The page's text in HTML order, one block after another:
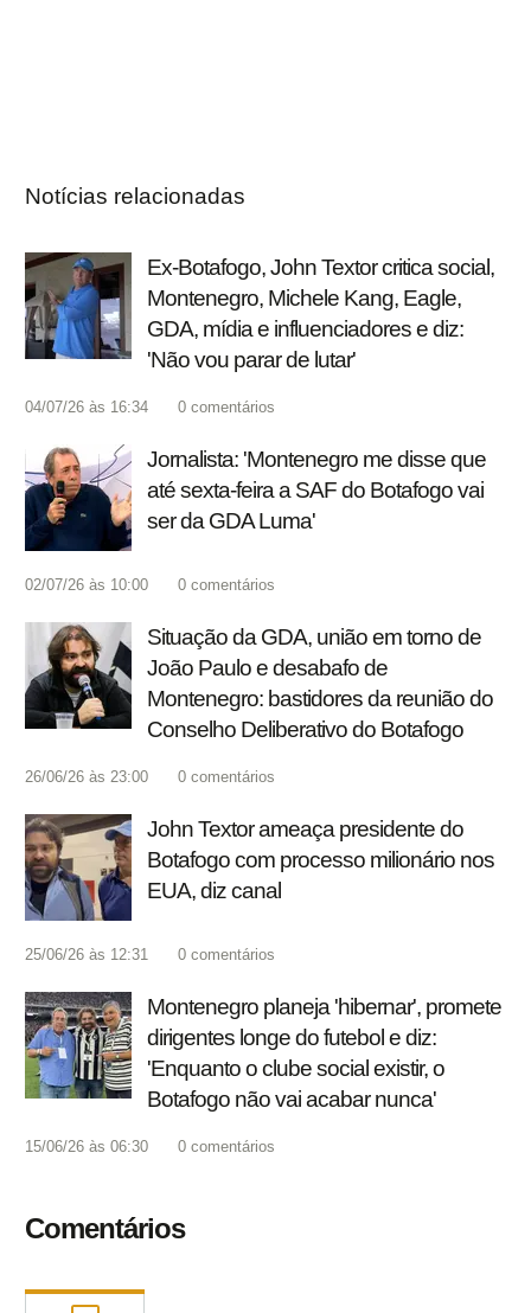
Notícias relacionadas
Ex-Botafogo, John Textor critica social,
Montenegro, Michele Kang, Eagle,
GDA, mídia e influenciadores e diz:
'Não vou parar de lutar'
04/07/26 às 16:34 0 comentários
Jornalista: 'Montenegro me disse que
até sexta-feira a SAF do Botafogo vai
ser da GDA Luma'
02/07/26 às 10:00 0 comentários
Situação da GDA, união em torno de
João Paulo e desabafo de
Montenegro: bastidores da reunião do
Conselho Deliberativo do Botafogo
26/06/26 às 23:00 0 comentários
John Textor ameaça presidente do
Botafogo com processo milionário nos
EUA, diz canal
25/06/26 às 12:31 0 comentários
Montenegro planeja 'hibernar', promete
dirigentes longe do futebol e diz:
'Enquanto o clube social existir, o
Botafogo não vai acabar nunca'
15/06/26 às 06:30 0 comentários
Comentários